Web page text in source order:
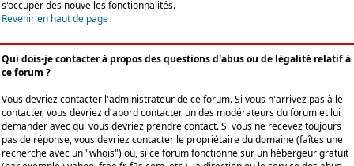
s'occuper des nouvelles fonctionnalités.
Revenir en haut de page
Qui dois-je contacter à propos des questions d'abus ou de légalité relatif à
ce forum ?
Vous devriez contacter l'administrateur de ce forum. Si vous n'arrivez pas à le
contacter, vous devriez d'abord contacter un des modérateurs du forum et lui
demander avec qui vous devriez prendre contact. Si vous ne recevez toujours
pas de réponse, vous devriez contacter le propriétaire du domaine (faîtes une
recherche avec un "whois") ou, si ce forum fonctionne sur un hébergeur gratuit